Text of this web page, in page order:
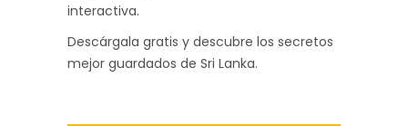
interactiva.
Descárgala gratis y descubre los secretos
mejor guardados de Sri Lanka.